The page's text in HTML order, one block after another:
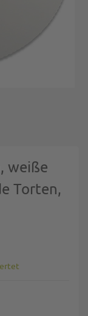
weiße
Torten,